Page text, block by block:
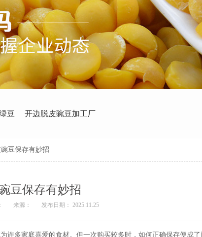
豆 开边脱皮豌豆加工厂
豆保存有妙招
豆保存有妙招
来源： 发布日期： 2025.11.25
许多家庭喜爱的食材。但一次购买较多时，如何正确保存便成了